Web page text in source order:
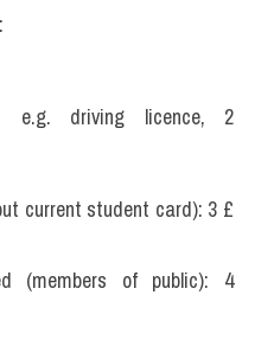
driving licence, 2
current student card): 3 £
(members of public): 4